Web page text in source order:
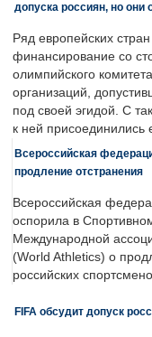
допуска россиян, но
Ряд европейских
финансирование со
олимпийского
организаций,
под своей эгидой. С
к ней присоединились
Всероссийская
продление отстранения
Всероссийская
оспорила в
Международной
(World Athletics) о
российских
FIFA обсудит допуск